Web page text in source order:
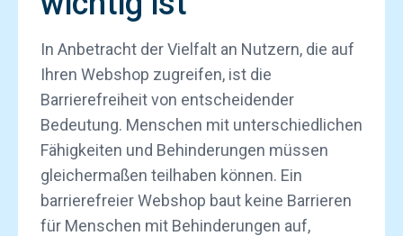
In Anbetracht der Vielfalt an Nutzern, die auf
Ihren Webshop zugreifen, ist die
Barrierefreiheit von entscheidender
Bedeutung. Menschen mit unterschiedlichen
Fähigkeiten und Behinderungen müssen
gleichermaßen teilhaben können. Ein
barrierefreier Webshop baut keine Barrieren
für Menschen mit Behinderungen auf,